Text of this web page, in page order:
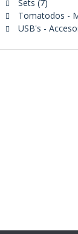
Sets 7
Tomatodos -
USB's -